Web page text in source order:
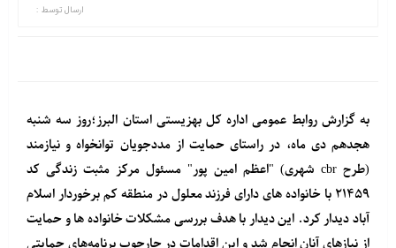
ارسال توسط :
به گزارش روابط عمومی اداره کل بهزیستی استان البرز؛روز سه شنبه
هجدهم دی ماه، در راستای حمایت از مددجویان توانخواه و نیازمند
(طرح cbr شهری) "اعظم امین پور" مسئول مرکز مثبت زندگی کد
۲۱۴۵۹ با خانواده‌ های دارای فرزند معلول در منطقه کم برخوردار اسلام
آباد دیدار کرد. این دیدار با هدف بررسی مشکلات خانواده ها و حمایت
از نیازهای آنان انجام شد و این اقدامات در چارچوب برنامه‌های حمایتی